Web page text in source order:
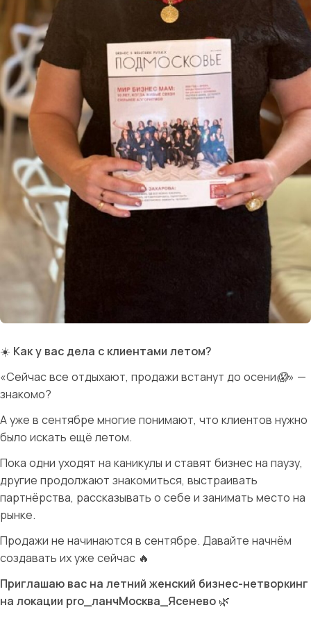
☀️ Как у вас дела с клиентами летом?
«Сейчас все отдыхают, продажи встанут до осени😱» —
знакомо?
А уже в сентябре многие понимают, что клиентов нужно
было искать ещё летом.
Пока одни уходят на каникулы и ставят бизнес на паузу,
другие продолжают знакомиться, выстраивать
партнёрства, рассказывать о себе и занимать место на
рынке.
Продажи не начинаются в сентябре. Давайте начнём
создавать их уже сейчас 🔥
Приглашаю вас на летний женский бизнес-нетворкинг
на локации pro_ланчМосква_Ясенево 🌿